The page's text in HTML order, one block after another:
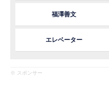
福澤善文
エレベーター
※ スポンサー